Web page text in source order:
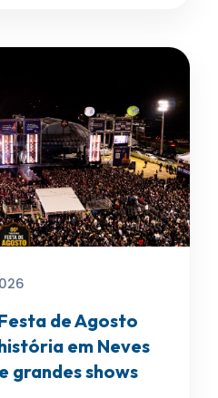
de Agosto
em Neves
grandes shows